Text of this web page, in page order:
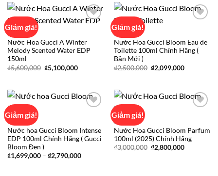
₫5,700,000.
Giảm giá!
Add to
wishlist
GUCCI
Nước Hoa Gucci A Winter
Melody Scented Water EDP
150ml
₫5,600,000 Giá
gốc
₫5,100,000Giá
₫5,100,000.
Giảm giá!
Add to
wishlist
GUCCI
Nước Hoa Gucci Bloom Eau de
Toilette 100ml Chính Hãng (
Bản Mới )
₫2,500,000 Giá
gốc
₫2,099,000Giá
Giảm giá!
Add to
wishlist
GUCCI
Nước hoa Gucci Bloom Intense
EDP 100ml Chính Hãng ( Gucci
Bloom Đen )
₫1,699,000 – ₫2,790,000Khoảng
Giảm giá!
Add to
wishlist
GUCCI
Nước Hoa Gucci Bloom Parfum
100ml (2025) Chính Hãng
₫3,000,000 Giá
gốc
₫2,800,000Giá